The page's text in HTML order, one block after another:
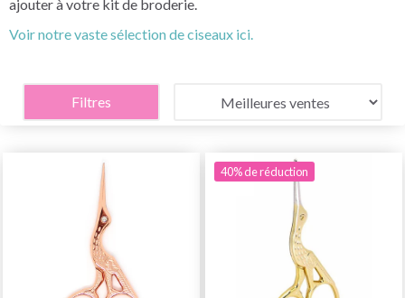
ajouter à votre kit de broderie.
Voir notre vaste sélection de ciseaux ici.
Filtres
40% de réduction